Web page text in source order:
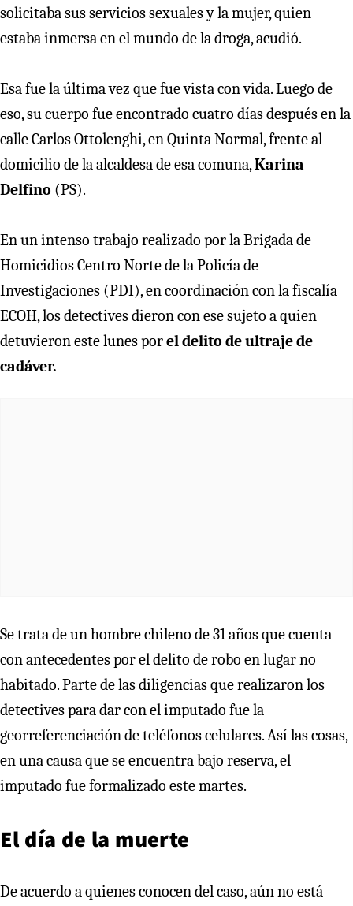
solicitaba sus servicios sexuales y la mujer, quien
estaba inmersa en el mundo de la droga, acudió.
Esa fue la última vez que fue vista con vida. Luego de
eso, su cuerpo fue encontrado cuatro días después en la
calle Carlos Ottolenghi, en Quinta Normal, frente al
domicilio de la alcaldesa de esa comuna,Karina
Delfino (PS).
En un intenso trabajo realizado por la Brigada de
Homicidios Centro Norte de la Policía de
Investigaciones (PDI), en coordinación con la fiscalía
ECOH, los detectives dieron con ese sujeto a quien
detuvieron este lunes porel delito de ultraje de
cadáver.
Se trata de un hombre chileno de 31 años que cuenta
con antecedentes por el delito de robo en lugar no
habitado. Parte de las diligencias que realizaron los
detectives para dar con el imputado fue la
georreferenciación de teléfonos celulares. Así las cosas,
en una causa que se encuentra bajo reserva, el
imputado fue formalizado este martes.
El día de la muerte
De acuerdo a quienes conocen del caso, aún no está